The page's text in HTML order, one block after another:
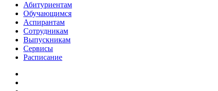
Абитуриентам
Обучающимся
Аспирантам
Сотрудникам
Выпускникам
Сервисы
Расписание